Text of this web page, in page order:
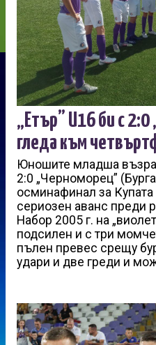
„Етър” U16 би с
гледа към
Юношите младша
2:0 „Черноморец”
осминафинал за
сериозен аванс преди
Набор 2005 г. на
подсилен и с три
пълен превес срещу
удари и две греди и